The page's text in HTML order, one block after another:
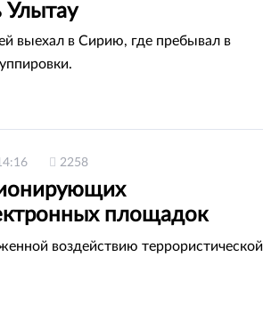
Улытау
выехал в Сирию, где пребывал в
2258
площадок
воздействию террористической